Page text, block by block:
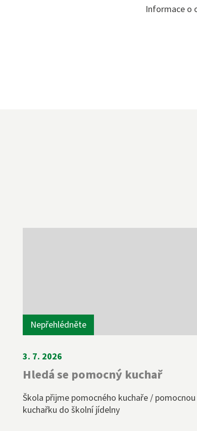
Informace o
Nepřehlédněte
3. 7. 2026
Hledá se pomocný kuchař
Škola přijme pomocného kuchaře / pomocnou
kuchařku do školní jídelny